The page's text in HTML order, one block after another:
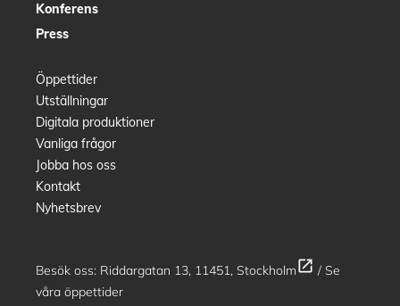
Konferens
Press
Öppettider
Utställningar
Digitala produktioner
Vanliga frågor
Jobba hos oss
Kontakt
Nyhetsbrev
Besök oss: Riddargatan 13, 11451, Stockholmopen_in_new / Se
våra öppettider